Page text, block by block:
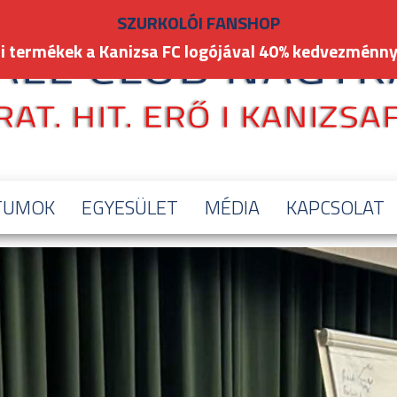
EGYESÜLET MÉDIA KAPCSOLAT
SZURKOLÓI FANSHOP
termékek a Kanizsa FC logójával 40%